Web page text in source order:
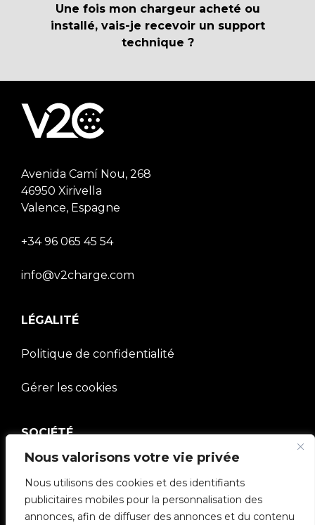
Nous valorisons votre vie privée
Nous utilisons des cookies et des identifiants
publicitaires mobiles pour la personnalisation des
annonces, afin de diffuser des annonces et du contenu
Une fois mon chargeur acheté ou
installé, vais-je recevoir un support
technique ?
Avenida Camí Nou, 268
46950 Xirivella
Valence, Espagne
+34 96 065 45 54
info@v2charge.com
LÉGALITÉ
Politique de confidentialité
Gérer les cookies
SOCIÉTÉ
Communauté V2C
e-Chargers